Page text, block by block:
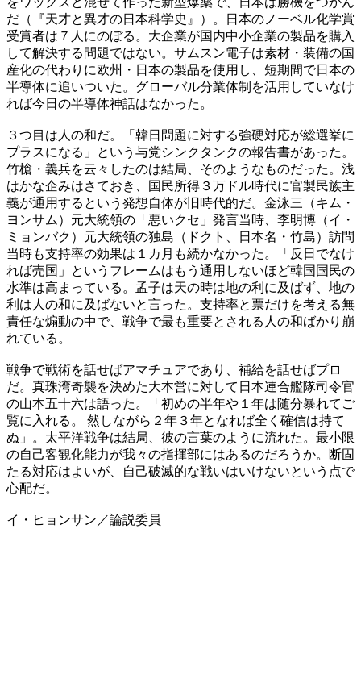
だ（『天才と異才の日本科学史』）。日本のノーベル化学賞
受賞者は７人にのぼる。大企業が国内中小企業の製品を購入
して解決する問題ではない。サムスン電子は素材・装備の国
産化の代わりに欧州・日本の製品を使用し、短期間で日本の
半導体に追いついた。グローバル分業体制を活用していなけ
れば今日の半導体神話はなかった。
３つ目は人の和だ。「韓日問題に対する強硬対応が総選挙に
プラスになる」という与党シンクタンクの報告書があった。
竹槍・義兵を云々したのは結局、そのようなものだった。浅
はかな企みはさておき、国民所得３万ドル時代に官製民族主
義が通用するという発想自体が旧時代的だ。金泳三（キム・
ヨンサム）元大統領の「悪いクセ」発言当時、李明博（イ・
ミョンバク）元大統領の独島（ドクト、日本名・竹島）訪問
当時も支持率の効果は１カ月も続かなかった。「反日でなけ
れば売国」というフレームはもう通用しないほど韓国国民の
水準は高まっている。孟子は天の時は地の利に及ばず、地の
利は人の和に及ばないと言った。支持率と票だけを考える無
責任な煽動の中で、戦争で最も重要とされる人の和ばかり崩
れている。
戦争で戦術を話せばアマチュアであり、補給を話せばプロ
だ。真珠湾奇襲を決めた大本営に対して日本連合艦隊司令官
の山本五十六は語った。「初めの半年や１年は随分暴れてご
覧に入れる。 然しながら２年３年となれば全く確信は持て
ぬ」。太平洋戦争は結局、彼の言葉のように流れた。最小限
の自己客観化能力が我々の指揮部にはあるのだろうか。断固
たる対応はよいが、自己破滅的な戦いはいけないという点で
心配だ。
イ・ヒョンサン／論説委員